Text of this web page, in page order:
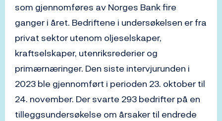
som gjennomføres av Norges Bank fire
ganger i året. Bedriftene i undersøkelsen er fra
privat sektor utenom oljeselskaper,
kraftselskaper, utenriksrederier og
primærnæringer. Den siste intervjurunden i
2023 ble gjennomført i perioden 23. oktober til
24. november. Der svarte 293 bedrifter på en
tilleggsundersøkelse om årsaker til endrede